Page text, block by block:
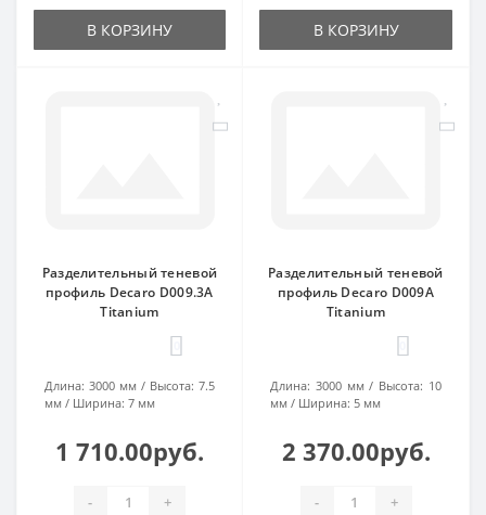
В КОРЗИНУ В КОРЗИНУ
Разделительный теневой
профиль Decaro D009.3A
Titanium
Длина: 3000 мм Высота: 7.5
мм
Ширина: 7 мм
1 710.00руб.
- +
Разделительный теневой
профиль Decaro D009A
Titanium
Длина: 3000 мм Высота: 10
мм
Ширина: 5 мм
2 370.00руб.
- +